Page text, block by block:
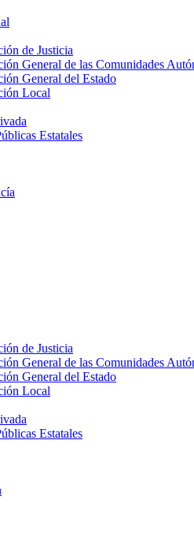
de Justicia
General de las Comunidades
General del Estado
Local
Estatales
de Justicia
General de las Comunidades
General del Estado
Local
Estatales